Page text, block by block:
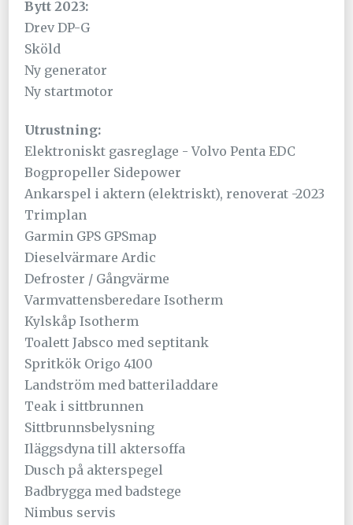
Bytt 2023:
Drev DP-G
Sköld
Ny generator
Ny startmotor
Utrustning:
Elektroniskt gasreglage - Volvo Penta EDC
Bogpropeller Sidepower
Ankarspel i aktern (elektriskt), renoverat -2023
Trimplan
Garmin GPS GPSmap
Dieselvärmare Ardic
Defroster / Gångvärme
Varmvattensberedare Isotherm
Kylskåp Isotherm
Toalett Jabsco med septitank
Spritkök Origo 4100
Landström med batteriladdare
Teak i sittbrunnen
Sittbrunnsbelysning
Iläggsdyna till aktersoffa
Dusch på akterspegel
Badbrygga med badstege
Nimbus servis